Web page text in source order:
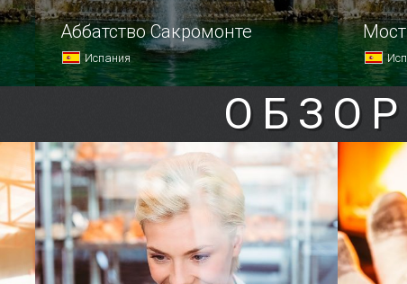
Аббатство Сакромонте
Испания
Сакромонте, расположенного
на горе Вальпараисо, связана одна
занимательная и необычная история.
по